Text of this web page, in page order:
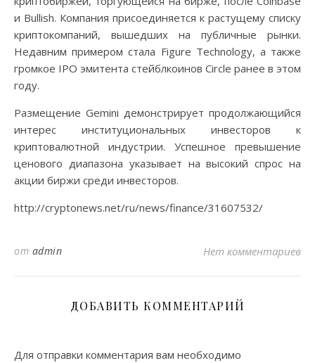
и Bullish. Компания присоединяется к растущему списку
криптокомпаний, вышедших на публичные рынки.
Недавним примером стала Figure Technology, а также
громкое IPO эмитента стейблкоинов Circle ранее в этом
году.
Размещение Gemini демонстрирует продолжающийся
интерес институциональных инвесторов к
криптовалютной индустрии. Успешное превышение
ценового диапазона указывает на высокий спрос на
акции биржи среди инвесторов.
http://cryptonews.net/ru/news/finance/31607532/
от admin Нет комментариев
ДОБАВИТЬ КОММЕНТАРИЙ
Для отправки комментария вам необходимо